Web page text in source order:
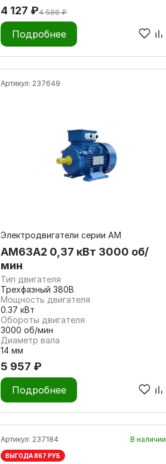
4 127 ₽4 586 ₽
Подробнее
Артикул: 237649
Электродвигатели серии АМ
АМ63А2 0,37 кВт 3000 об/
мин
Тип двигателя
Трехфазный 380В
Мощность двигателя
0.37 кВт
Обороты двигателя
3000 об/мин
Диаметр вала
14 мм
5 957 ₽
Подробнее
Артикул: 237184 В наличии
ВЫГОДА 867 РУБ